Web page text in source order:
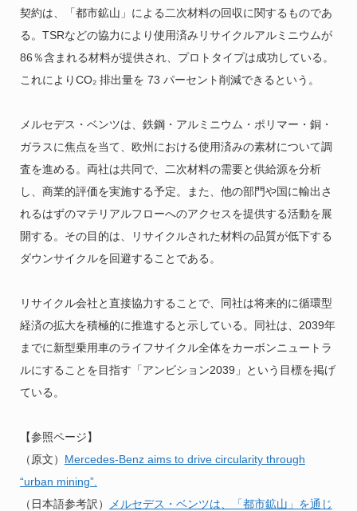
契約は、「都市鉱山」による二次材料の回収に関するものであ
る。TSRなどの協力により使用済みリサイクルアルミニウムが
86％含まれる材料が提供され、プロトタイプは成功している。
これによりCO₂ 排出量を 73 パーセント削減できるという。
メルセデス・ベンツは、鉄鋼・アルミニウム・ポリマー・銅・
ガラスに焦点を当て、欧州における使用済みの素材について調
査を進める。両社は共同で、二次材料の需要と供給源を分析
し、商業的評価を実施する予定。また、他の部門や国に輸出さ
れるはずのマテリアルフローへのアクセスを提供する活動を展
開する。その目的は、リサイクルされた材料の品質が低下する
ダウンサイクルを回避することである。
リサイクル会社と直接協力することで、同社は将来的に循環型
経済の拡大を積極的に推進すると示している。同社は、2039年
までに新型乗用車のライフサイクル全体をカーボンニュートラ
ルにすることを目指す「アンビション2039」という目標を掲げ
ている。
【参照ページ】
（原文） Mercedes-Benz aims to drive circularity through
“urban mining”.
（日本語参考訳）
メルセデス・ベンツは、「都市鉱山」を通じ